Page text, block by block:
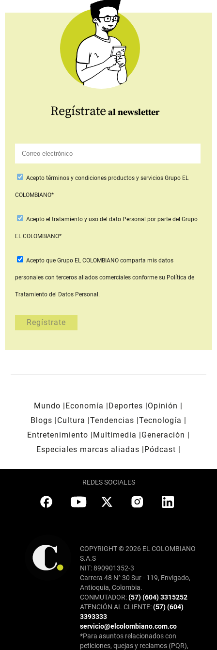
Regístrate al newsletter
Aceptotérminos y condiciones productos y serviciosGrupo EL
COLOMBIANO*
Acepto el tratamiento y uso del dato Personal por parte del Grupo
EL COLOMBIANO*
Acepto que Grupo EL COLOMBIANOcomparta mis datos
personales con terceros aliados comerciales conforme su Política de
Tratamiento del Datos Personal.
Mundo Economía Deportes
Opinión
Blogs
Cultura Tendencias Tecnología
Entretenimiento
Multimedia
Generación
Especiales marcas aliadas
Pódcast
REDES SOCIALES
COPYRIGHT © 2026 EL COLOMBIANO
S.A.S
NIT: 890901352-3
Carrera 48 N° 30 Sur - 119, Envigado,
Antioquia, Colombia.
CONMUTADOR:(57) (604) 3315252
ATENCIÓN AL CLIENTE:(57) (604)
3393333
servicio@elcolombiano.com.co
*Para asuntos relacionados con
peticiones, quejas y reclamos (PQR),